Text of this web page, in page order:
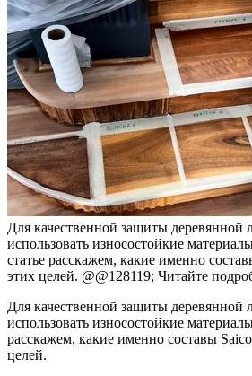
Для качественной защиты деревянной
использовать износостойкие
статье расскажем, какие именно
этих целей. @@128119; Читайте
Для качественной защиты деревянной
использовать износостойкие
расскажем, какие именно составы
целей.